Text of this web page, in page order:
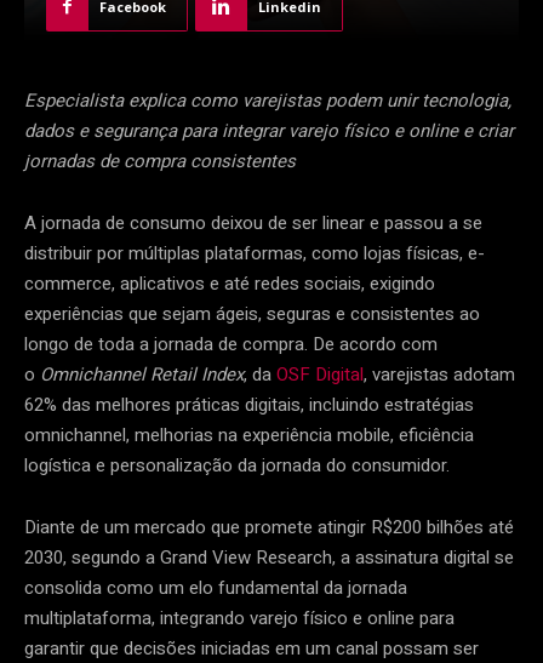
Facebook Linkedin
Especialista explica como varejistas podem unir tecnologia,
dados e segurança para integrar varejo físico e online e criar
jornadas de compra consistentes
A jornada de consumo deixou de ser linear e passou a se
distribuir por múltiplas plataformas, como lojas físicas, e-
commerce, aplicativos e até redes sociais, exigindo
experiências que sejam ágeis, seguras e consistentes ao
longo de toda a jornada de compra. De acordo com
o Omnichannel Retail Index, daOSF Digital, varejistas adotam
62% das melhores práticas digitais, incluindo estratégias
omnichannel, melhorias na experiência mobile, eficiência
logística e personalização da jornada do consumidor.
Diante de um mercado que promete atingir R$200 bilhões até
2030, segundo a Grand View Research, a assinatura digital se
consolida como um elo fundamental da jornada
multiplataforma, integrando varejo físico e online para
garantir que decisões iniciadas em um canal possam ser